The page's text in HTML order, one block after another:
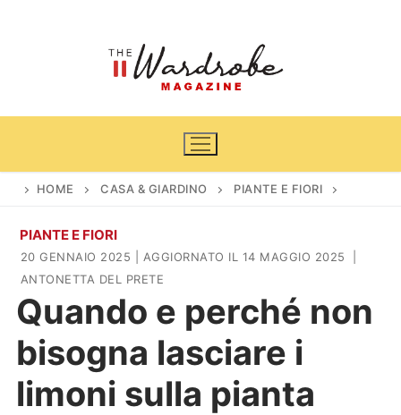
Home
Casa & Giardino
Arredamento
DIY
HOME CASA & GIARDINO PIANTE E FIORI
PIANTE E FIORI
20 GENNAIO 2025 | AGGIORNATO IL 14 MAGGIO 2025
ANTONETTA DEL PRETE
Quando e perché non
bisogna lasciare i
limoni sulla pianta